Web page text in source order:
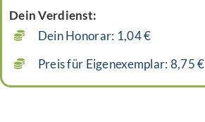
Dein Verdienst:
Dein Honorar: 1,04 €
Preis für Eigenexemplar: 8,75 €